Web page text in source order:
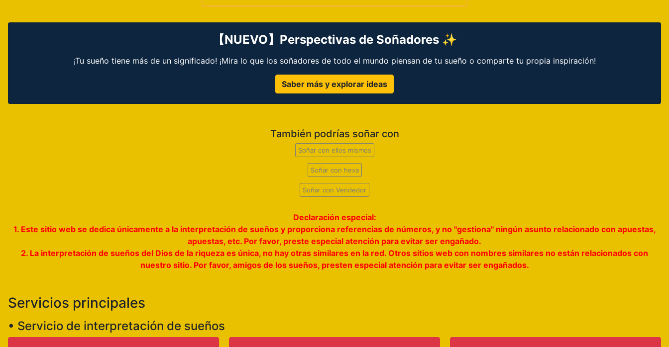
【NUEVO】Perspectivas de Soñadores ✨
¡Tu sueño tiene más de un significado! ¡Mira lo que los soñadores de todo el mundo piensan de tu sueño o comparte tu propia inspiración!
Saber más y explorar ideas
También podrías soñar con
Soñar con ellos mismos
Soñar con hexa
Soñar con Vendedor
Declaración especial:
1. Este sitio web se dedica únicamente a la interpretación de sueños y proporciona referencias de números, y no "gestiona" ningún asunto relacionado con apuestas,
apuestas, etc. Por favor, preste especial atención para evitar ser engañado.
2. La interpretación de sueños del Dios de la riqueza es única, no hay otras similares en la red. Otros sitios web con nombres similares no están relacionados con
nuestro sitio. Por favor, amigos de los sueños, presten especial atención para evitar ser engañados.
Servicios principales
• Servicio de interpretación de sueños